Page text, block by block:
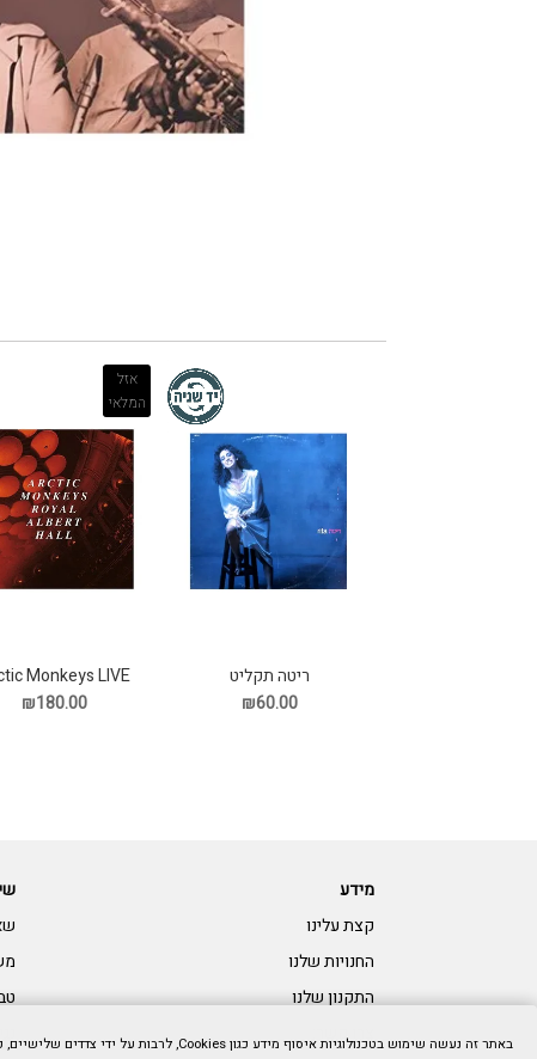
ריטה תקליט
₪60.00
אזל
המלאי
Monkeys LIVE
תקליט
₪180.00
מידע
קצת עלינו
החנויות שלנו
התקנון שלנו
צרו קשר:
באתר זה נעשה שימוש בטכנולוגיות איסוף מידע כגון Cookies, לרבות על ידי צדדים שלישיים, כדי לספק לך חווית גלישה טובה יותר וכן למטרות סטטיסטיקה, איפיון ושיווק. המשך הגלישה באתר מהווה הסכמתך לכך. למידע נוסף בנושא ואפשרות לנהל את השימוש באמצעים הללו,